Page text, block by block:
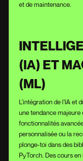
et de maintenance.
(IA) ET
(ML)
L'intégration de l'IA et
une tendance majeure
fonctionnalités
personnalisée ou la
plonge-toi dans des
PyTorch. Des cours